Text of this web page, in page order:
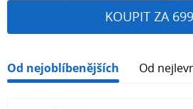
KOUPIT ZA
Od nejoblíbenějších Od